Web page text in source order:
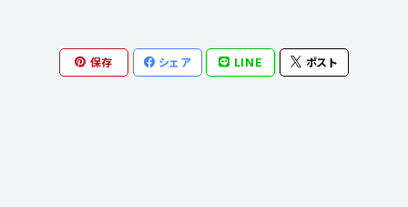
保存 シェア LINE ポスト